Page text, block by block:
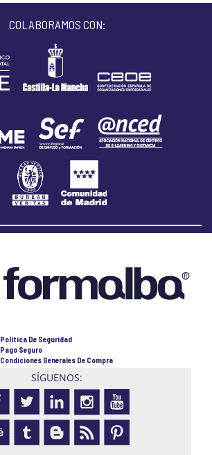
COLABORAMOS CON:
Política De Seguridad
Pago Seguro
Condiciones Generales De Compra
SÍGUENOS: